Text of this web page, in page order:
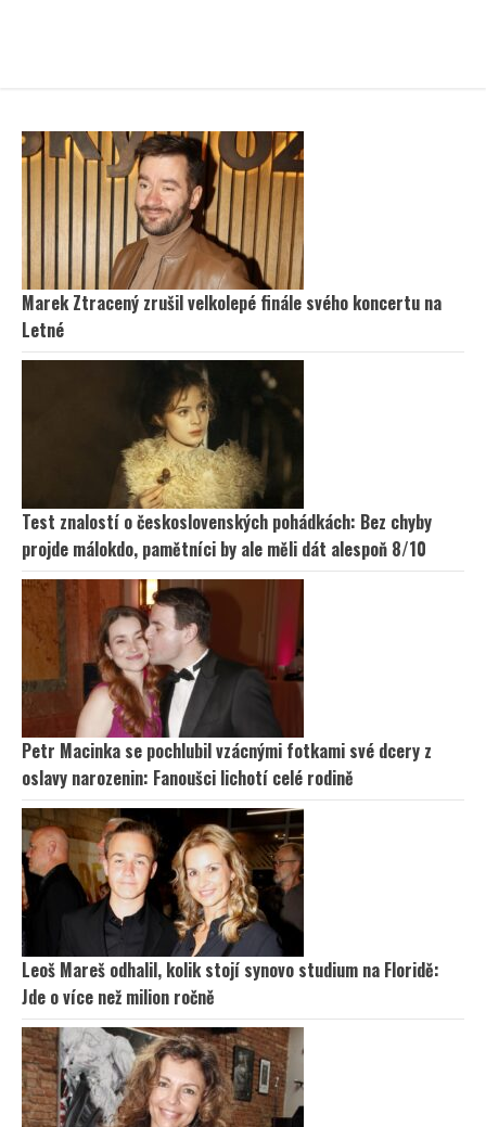
Marek Ztracený zrušil velkolepé finále svého koncertu na
Letné
Test znalostí o československých pohádkách: Bez chyby
projde málokdo, pamětníci by ale měli dát alespoň 8/10
Petr Macinka se pochlubil vzácnými fotkami své dcery z
oslavy narozenin: Fanoušci lichotí celé rodině
Leoš Mareš odhalil, kolik stojí synovo studium na Floridě:
Jde o více než milion ročně